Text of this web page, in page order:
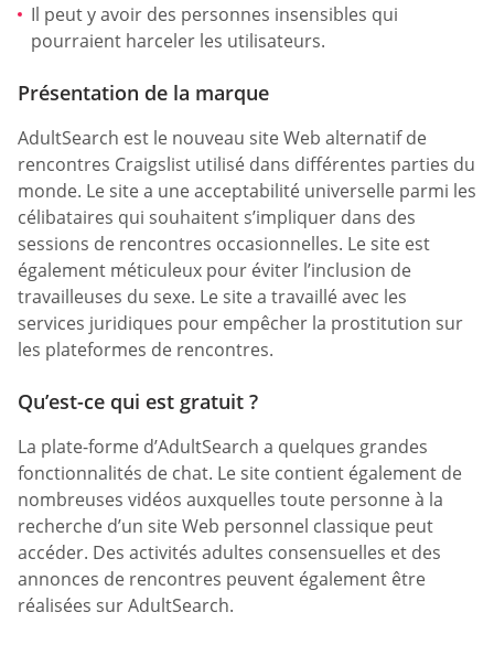
Il peut y avoir des personnes insensibles qui
pourraient harceler les utilisateurs.
Présentation de la marque
AdultSearch est le nouveau site Web alternatif de
rencontres Craigslist utilisé dans différentes parties du
monde. Le site a une acceptabilité universelle parmi les
célibataires qui souhaitent s’impliquer dans des
sessions de rencontres occasionnelles. Le site est
également méticuleux pour éviter l’inclusion de
travailleuses du sexe. Le site a travaillé avec les
services juridiques pour empêcher la prostitution sur
les plateformes de rencontres.
Qu’est-ce qui est gratuit ?
La plate-forme d’AdultSearch a quelques grandes
fonctionnalités de chat. Le site contient également de
nombreuses vidéos auxquelles toute personne à la
recherche d’un site Web personnel classique peut
accéder. Des activités adultes consensuelles et des
annonces de rencontres peuvent également être
réalisées sur AdultSearch.